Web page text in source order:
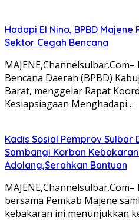
Hadapi El Nino, BPBD
Sektor Cegah Bencana
Bencana Daerah (BPBD)
Barat, menggelar Rapat
Kesiapsiagaan Menghadapi…
Kadis Sosial Pemprov Sulbar
Sambangi Korban
Adolang,Serahkan Bantuan
bersama Pemkab Majene
kebakaran ini menunjukkan